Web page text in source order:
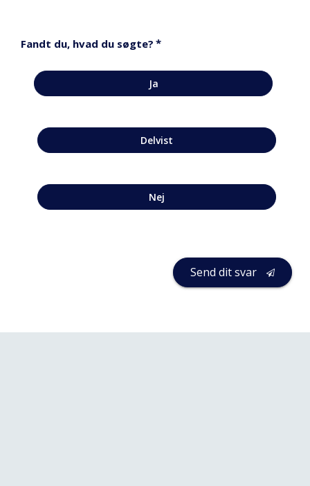
Fandt du, hvad du søgte? *
Ja
Delvist
Nej
Send dit svar